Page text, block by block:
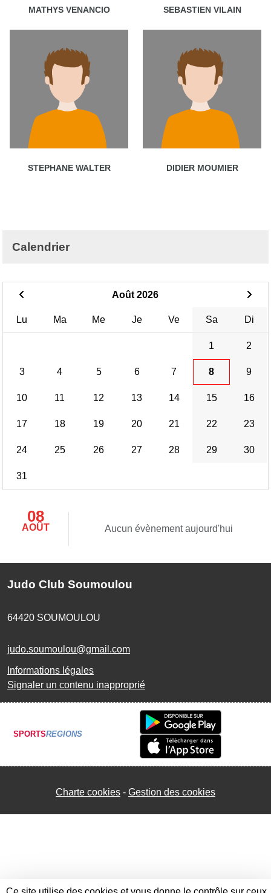
MATHYS VENANCIO SEBASTIEN VILAIN
STEPHANE WALTER DIDIER MOUMIER
Calendrier
Août 2026
Lu Ma Me Je Ve Sa Di
1 2
3 4 5 6 7 8 9
10 11 12 13 14 15 16
17 18 19 20 21 22 23
24 25 26 27 28 29 30
31
08
AOÛT Aucun évènement aujourd'hui
Judo Club Soumoulou
64420 SOUMOULOU
judo.soumoulou@gmail.com
Informations légales
Signaler un contenu inapproprié
SPORTSREGIONS
Charte cookies Gestion des cookies